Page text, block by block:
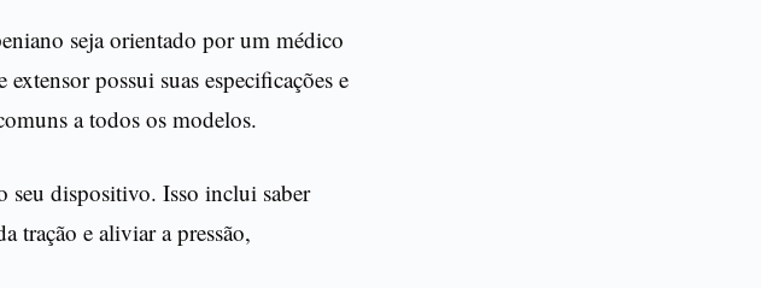
seja orientado por um médico
possui suas especificações e
a todos os modelos.
seu dispositivo. Isso inclui saber
tração e aliviar a pressão,